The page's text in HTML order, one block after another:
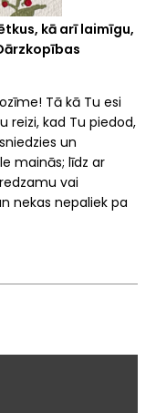
kā arī laimīgu,
Tā kā Tu esi
reizi, kad Tu piedod,
un
mainās; līdz ar
vai
nekas nepaliek pa